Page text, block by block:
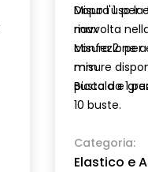
Dopo l'uso
riavvolta
confezione
misure
piccolo e
Misura 1: per
max
Misura 2:
mm
Busta da 1
10 buste.
Categoria:
Elastico e